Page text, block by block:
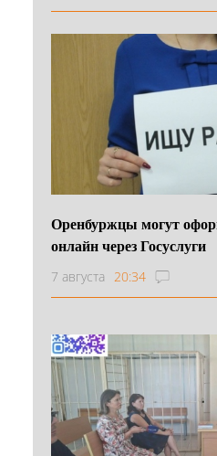
Оренбуржцы могут
онлайн через Госуслуги
7 августа 20:34